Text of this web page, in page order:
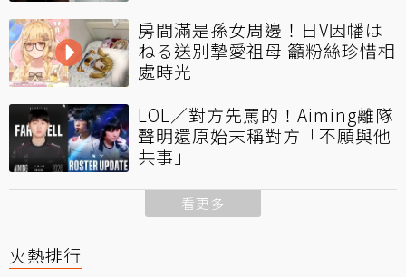
房間滿是孫女周邊！日V因幡は
ねる送別摯愛祖母 籲粉絲珍惜相
處時光
LOL／對方先罵的！Aiming離隊
聲明還原始末稱對方「不願與他
共事」
看更多
火熱排行